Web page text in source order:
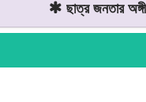
ছাত্র জনতার